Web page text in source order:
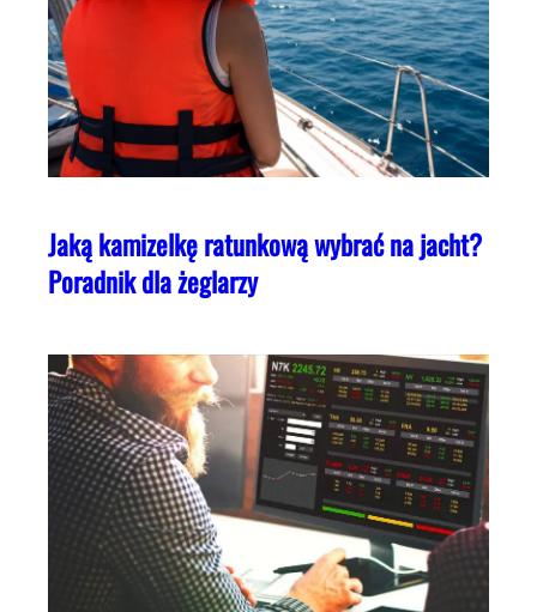
Jaką kamizelkę ratunkową wybrać na jacht?
Poradnik dla żeglarzy